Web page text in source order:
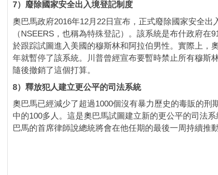
7）廢除國家安全出入境登記制度
奧巴馬政府2016年12月22日宣布，正式廢除國家安全出
（NSEERS，也稱為特殊登記）。該系統是布什政府在
於跟踪試圖進入美國的穆斯林和阿拉伯男性。實際上，
年就暫停了該系統。川普曾經宣布要暫時禁止所有穆斯
隨後撤銷了這個打算。
8）釋放犯人建立更公平的司法系統
奧巴馬已經減少了超過1000個沒有暴力歷史的毒販的刑
中的100多人。這是奧巴馬試圖建立新的更公平的司法
巴馬的首席律師說總統將會在他任期的最後一周持續推